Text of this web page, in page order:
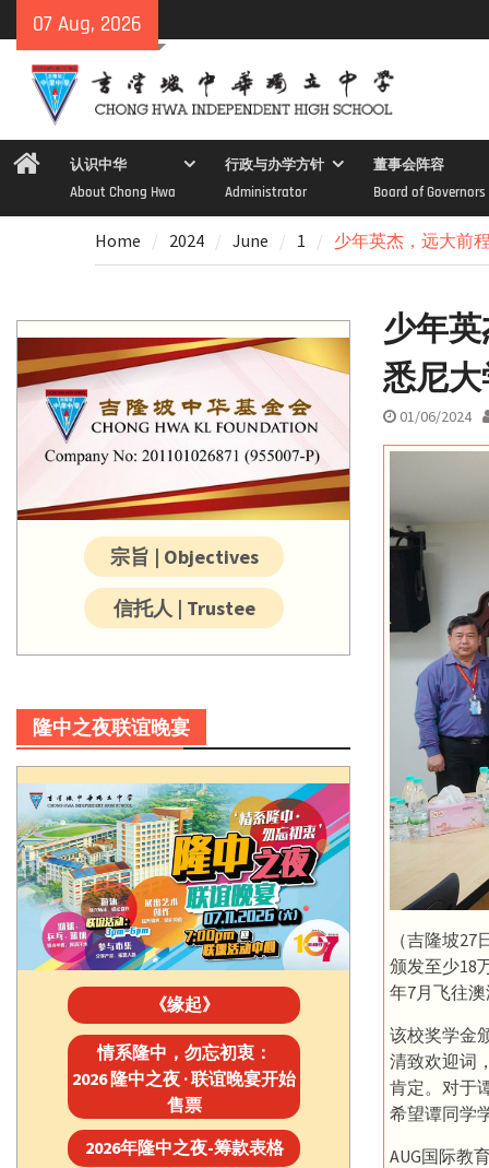
to
content
07 Aug, 2026
Home认识中华
About Chong Hwa
行政与办学方针
Administrator
董事会阵容
Board of Governors
Home 2024 June 1 少年英杰，远大前
少年
悉尼
01/06/2024
（吉隆坡
颁发至少18
年7月飞往
该校奖学金
清致欢迎词
肯定。对于
希望谭同学
AUG国际教
宗旨 | Objectives
信托人 | Trustee
隆中之夜联谊晚宴
《缘起》
情系隆中，勿忘初衷：
2026 隆中之夜 · 联谊晚宴开始
售票
2026年隆中之夜-筹款表格